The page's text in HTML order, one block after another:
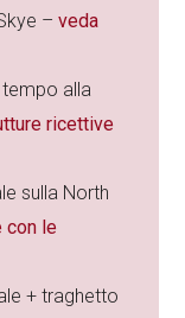
–veda
tempo alla
ricettive
sulla North
con le
+ traghetto